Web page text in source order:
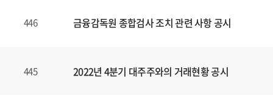
446 금융감독원 종합검사 조치 관련 사항 공시
445 2022년 4분기 대주주와의 거래현황 공시